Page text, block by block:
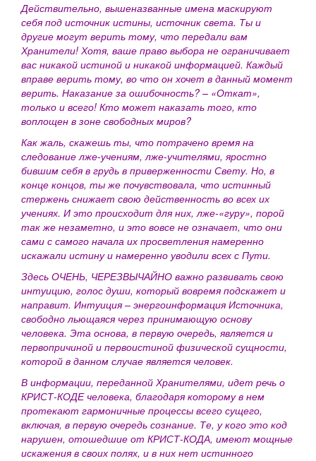
Действительно, вышеназванные имена маскируют
себя под источник истины, источник света. Ты и
другие могут верить тому, что передали вам
Хранители! Хотя, ваше право выбора не ограничивает
вас никакой истиной и никакой информацией. Каждый
вправе верить тому, во что он хочет в данный момент
верить. Наказание за ошибочность? – «Откат»,
только и всего! Кто может наказать того, кто
воплощен в зоне свободных миров?
Как жаль, скажешь ты, что потрачено время на
следование лже-учениям, лже-учителями, яростно
бившим себя в грудь в приверженности Свету. Но, в
конце концов, ты же почувствовала, что истинный
стержень снижает свою действенность во всех их
учениях. И это происходит для них, лже-«гуру», порой
так же незаметно, и это вовсе не означает, что они
сами с самого начала их просветления намеренно
искажали истину и намеренно уводили всех с Пути.
Здесь ОЧЕНЬ, ЧЕРЕЗВЫЧАЙНО важно развивать свою
интуицию, голос души, который вовремя подскажет и
направит. Интуиция – энергоинформация Источника,
свободно льющаяся через принимающую основу
человека. Эта основа, в первую очередь, является и
первопричиной и первоистиной физической сущности,
которой в данном случае является человек.
В информации, переданной Хранителями, идет речь о
КРИСТ-КОДЕ человека, благодаря которому в нем
протекают гармоничные процессы всего сущего,
включая, в первую очередь сознание. Те, у кого это код
нарушен, отошедшие от КРИСТ-КОДА, имеют мощные
искажения в своих полях, и в них нет истинного